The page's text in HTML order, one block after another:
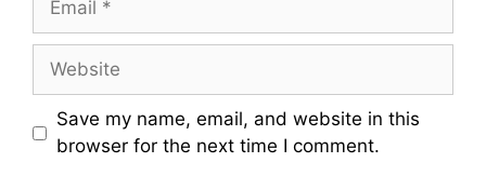
a
s
Save my name, email, and website in this
browser for the next time I comment.